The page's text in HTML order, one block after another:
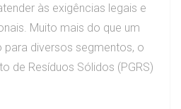
às exigências legais e
Muito mais do que um
diversos segmentos, o
de Resíduos Sólidos (PGRS)